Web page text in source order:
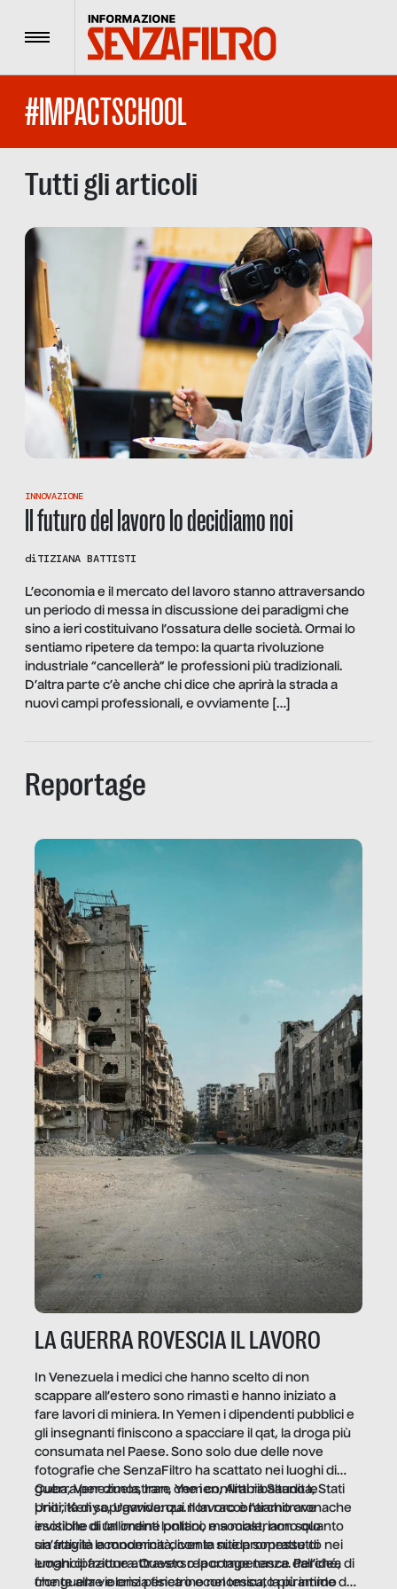
Menu
#IMPACTSCHOOL
Tutti gli articoli
INNOVAZIONE
Il futuro del lavoro lo decidiamo noi
diTIZIANA BATTISTI
L’economia e il mercato del lavoro stanno attraversando
un periodo di messa in discussione dei paradigmi che
sino a ieri costituivano l’ossatura delle società. Ormai lo
sentiamo ripetere da tempo: la quarta rivoluzione
industriale “cancellerà” le professioni più tradizionali.
D’altra parte c’è anche chi dice che aprirà la strada a
nuovi campi professionali, e ovviamente […]
Reportage
LA GUERRA ROVESCIA IL LAVORO
In Venezuela i medici che hanno scelto di non
scappare all’estero sono rimasti e hanno iniziato a
fare lavori di miniera. In Yemen i dipendenti pubblici e
gli insegnanti finiscono a spacciare il qat, la droga più
consumata nel Paese. Sono solo due delle nove
fotografie che SenzaFiltro ha scattato nei luoghi di
guerra per dimostrare che i conflitti ribaltano le
priorità di sopravvivenza. Il lavoro è l’architrave
invisibile di un ordine politico e sociale, non solo
un’attività economica: diventa nitida soprattutto nei
luoghi di frattura. Questo reportage nasce dall’idea
che guerre e crisi penetrino nel tessuto più intimo
Cuba, Venezuela, Iran, Yemen, Arabia Saudita, Stati
Uniti, Kenya, Uganda: qui non raccontiamo cronache
esotiche di fallimenti lontani, ma mostriamo quanto
sia fragile la modernità, con le sue promesse di
emancipazione attraverso la competenza. Perché, di
fronte alla violenza fisica o economica, la piramide del